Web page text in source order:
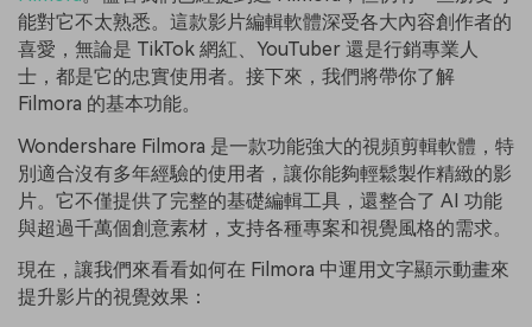
能對它不太熟悉。這款影片編輯軟體深受各大內容創作者的
喜愛，無論是 TikTok 網紅、YouTuber 還是行銷專業人
士，都是它的忠實使用者。接下來，我們將帶你了解
Filmora 的基本功能。
Wondershare Filmora 是一款功能強大的視頻剪輯軟體，特
別適合沒有多年經驗的使用者，讓你能夠輕鬆製作精緻的影
片。它不僅提供了完整的基礎編輯工具，還整合了 AI 功能
與超過千萬個創意素材，支持各種專案和視覺風格的需求。
現在，讓我們來看看如何在 Filmora 中運用文字顯示動畫來
提升影片的視覺效果：